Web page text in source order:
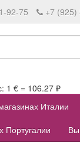
92-75 +7 (925)
1 € = 106.27
Италии
Португалии